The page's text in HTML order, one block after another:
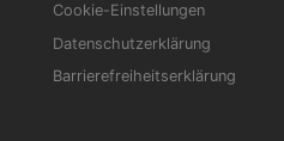
Cookie-Einstellungen
Datenschutzerklärung
Barrierefreiheitserklärung